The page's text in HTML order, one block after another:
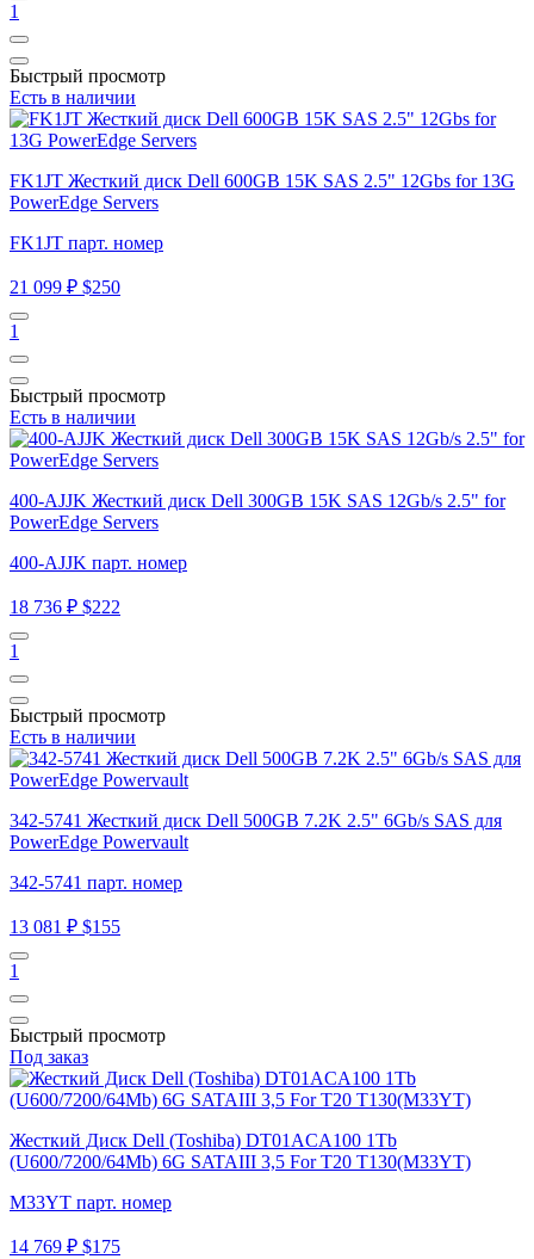
1
Быстрый просмотр
Есть в наличии
FK1JT Жесткий диск Dell 600GB 15K SAS 2.5" 12Gbs for 13G
PowerEdge Servers
FK1JT парт. номер
21 099 ₽ $250
1
Быстрый просмотр
Есть в наличии
400-AJJK Жесткий диск Dell 300GB 15K SAS 12Gb/s 2.5" for
PowerEdge Servers
400-AJJK парт. номер
18 736 ₽ $222
1
Быстрый просмотр
Есть в наличии
342-5741 Жесткий диск Dell 500GB 7.2K 2.5" 6Gb/s SAS для
PowerEdge Powervault
342-5741 парт. номер
13 081 ₽ $155
1
Быстрый просмотр
Под заказ
Жесткий Диск Dell (Toshiba) DT01ACA100 1Tb
(U600/7200/64Mb) 6G SATAIII 3,5 For T20 T130(M33YT)
M33YT парт. номер
14 769 ₽ $175